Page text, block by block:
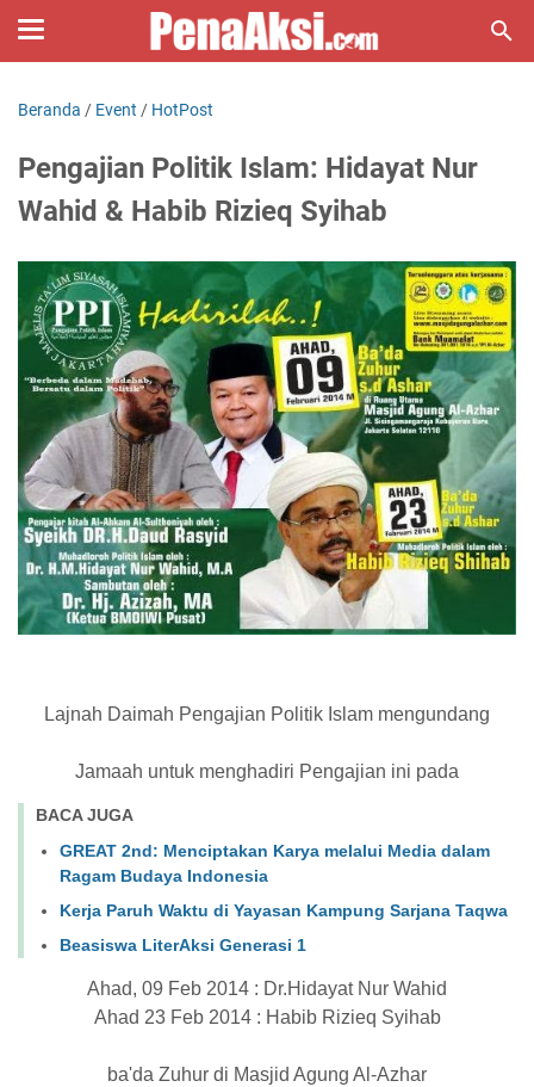
Beranda / Event / HotPost
Pengajian Politik Islam: Hidayat Nur
Wahid & Habib Rizieq Syihab
Lajnah Daimah Pengajian Politik Islam mengundang
Jamaah untuk menghadiri Pengajian ini pada
BACA JUGA
GREAT 2nd: Menciptakan Karya melalui Media dalam
Ragam Budaya Indonesia
Kerja Paruh Waktu di Yayasan Kampung Sarjana Taqwa
Beasiswa LiterAksi Generasi 1
Ahad, 09 Feb 2014 : Dr.Hidayat Nur Wahid
Ahad 23 Feb 2014 : Habib Rizieq Syihab
ba'da Zuhur di Masjid Agung Al-Azhar